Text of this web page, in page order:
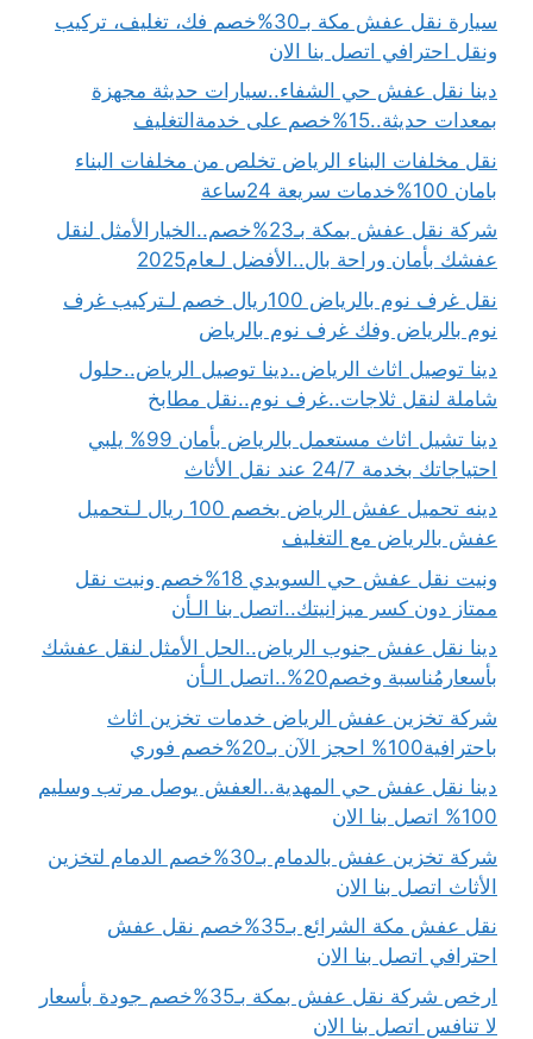
سيارة نقل عفش مكة بـ30%خصم فك، تغليف، تركيب
ونقل احترافي اتصل بنا الان
دينا نقل عفش حي الشفاء..سيارات حديثة مجهزة
بمعدات حديثة..15%خصم على خدمةالتغليف
نقل مخلفات البناء الرياض تخلص من مخلفات البناء
بامان 100%خدمات سريعة 24ساعة
شركة نقل عفش بمكة بـ23%خصم..الخيارالأمثل لنقل
عفشك بأمان وراحة بال..الأفضل لـعام2025
نقل غرف نوم بالرياض 100ريال خصم لـتركيب غرف
نوم بالرياض وفك غرف نوم بالرياض
دينا توصيل اثاث الرياض..دينا توصيل الرياض..حلول
شاملة لنقل ثلاجات..غرف نوم..نقل مطابخ
دينا تشيل اثاث مستعمل بالرياض بأمان 99% يلبي
احتياجاتك بخدمة 24/7 عند نقل الأثاث
دينه تحميل عفش الرياض بخصم 100 ريال لـتحميل
عفش بالرياض مع التغليف
ونيت نقل عفش حي السويدي 18%خصم ونيت نقل
ممتاز دون كسر ميزانيتك..اتصل بنا الـأن
دينا نقل عفش جنوب الرياض..الحل الأمثل لنقل عفشك
بأسعارمُناسبة وخصم20%..اتصل الـأن
شركة تخزين عفش الرياض خدمات تخزين اثاث
باحترافية100% احجز الآن بـ20%خصم فوري
دينا نقل عفش حي المهدية..العفش يوصل مرتب وسليم
100% اتصل بنا الان
شركة تخزين عفش بالدمام بـ30%خصم الدمام لتخزين
الأثاث اتصل بنا الان
نقل عفش مكة الشرائع بـ35%خصم نقل عفش
احترافي اتصل بنا الان
ارخص شركة نقل عفش بمكة بـ35%خصم جودة بأسعار
لا تنافس اتصل بنا الان